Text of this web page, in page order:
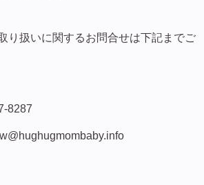
り扱いに関するお問合せは下記までご
8287